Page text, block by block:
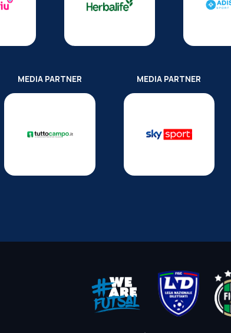
MEDIA PARTNER MEDIA PARTNER